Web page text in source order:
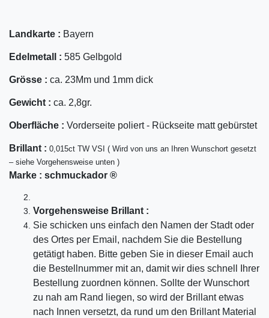
Landkarte : Bayern
Edelmetall : 585 Gelbgold
Grösse : ca. 23Mm und 1mm dick
Gewicht : ca. 2,8gr.
Oberfläche : Vorderseite poliert - Rückseite matt gebürstet
Bril lant : 0,015ct TW VSI ( Wird von uns an Ihren Wunschort gesetzt
– siehe Vorgehensweise unten )
Marke : schmuckador ®
Vorgehensweise Brillant :
Sie schicken uns einfach den Namen der Stadt oder
des Ortes per Email, nachdem Sie die Bestellung
getätigt haben. Bitte geben Sie in dieser Email auch
die Bestellnummer mit an, damit wir dies schnell Ihrer
Bestellung zuordnen können. Sollte der Wunschort
zu nah am Rand liegen, so wird der Brillant etwas
nach Innen versetzt, da rund um den Brillant Material